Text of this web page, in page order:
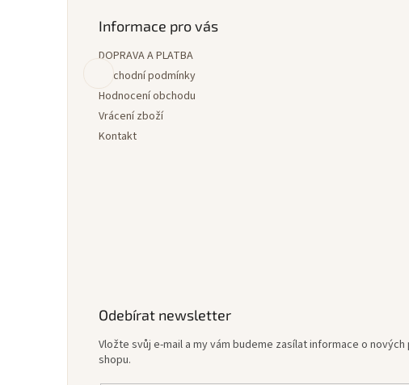
Informace pro vás
DOPRAVA A PLATBA
Obchodní podmínky
Hodnocení obchodu
Vrácení zboží
Kontakt
Odebírat newsletter
Vložte svůj e-mail a my vám budeme zasílat informace o
shopu.